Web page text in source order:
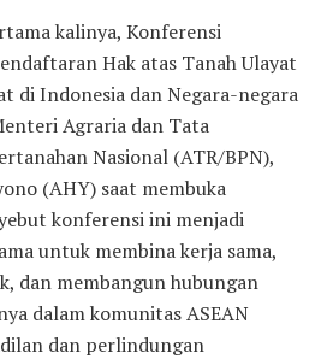
kalinya, Konferensi
Hak atas Tanah Ulayat
di Indonesia dan Negara-negara
Agraria dan Tata
Nasional (ATR/BPN),
(AHY) saat membuka
konferensi ini menjadi
untuk membina kerja sama,
dan membangun hubungan
dalam komunitas ASEAN
dan perlindungan